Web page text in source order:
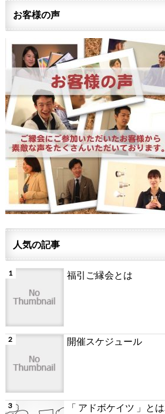
お客様の声
人気の記事
福引ご縁会とは
開催スケジュール
「 アドボケイツ 」とは...